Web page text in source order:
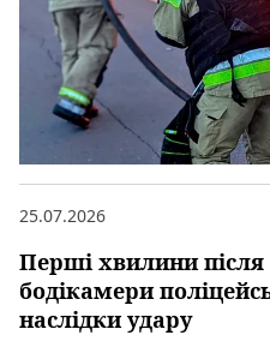
Перші хвилини
бодікамери
наслідки удару
25.07.2026